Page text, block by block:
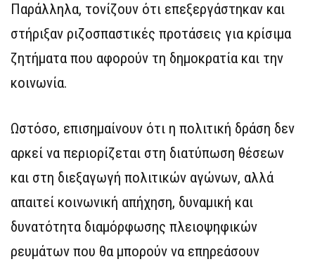
Παράλληλα, τονίζουν ότι επεξεργάστηκαν και
στήριξαν ριζοσπαστικές προτάσεις για κρίσιμα
ζητήματα που αφορούν τη δημοκρατία και την
κοινωνία.
Ωστόσο, επισημαίνουν ότι η πολιτική δράση δεν
αρκεί να περιορίζεται στη διατύπωση θέσεων
και στη διεξαγωγή πολιτικών αγώνων, αλλά
απαιτεί κοινωνική απήχηση, δυναμική και
δυνατότητα διαμόρφωσης πλειοψηφικών
ρευμάτων που θα μπορούν να επηρεάσουν